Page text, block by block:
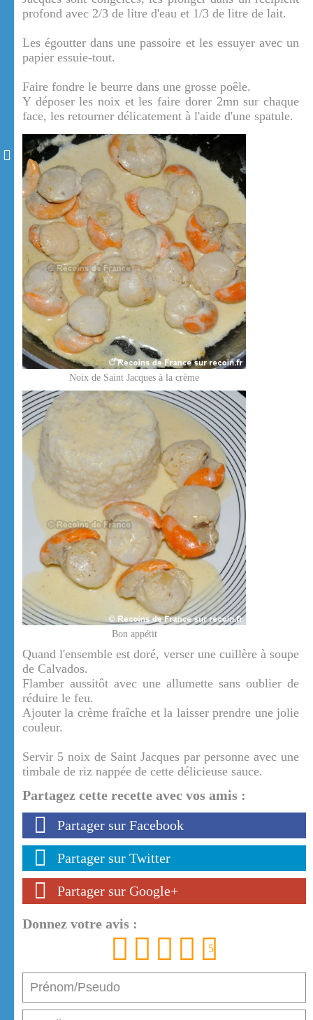
profond avec 2/3 de litre d'eau et 1/3 de litre de lait.
Les égoutter dans une passoire et les essuyer avec un
papier essuie-tout.
Faire fondre le beurre dans une grosse poêle.
Y déposer les noix et les faire dorer 2mn sur chaque
face, les retourner délicatement à l'aide d'une spatule.
Noix de Saint Jacques à la crème
Bon appétit
Quand l'ensemble est doré, verser une cuillère à soupe
de Calvados.
Flamber aussitôt avec une allumette sans oublier de
réduire le feu.
Ajouter la crème fraîche et la laisser prendre une jolie
couleur.
Servir 5 noix de Saint Jacques par personne avec une
timbale de riz nappée de cette délicieuse sauce.
Partagez cette recette avec vos amis :
Partager sur Facebook
Partager sur Twitter
Partager sur Google+
Donnez votre avis :
5